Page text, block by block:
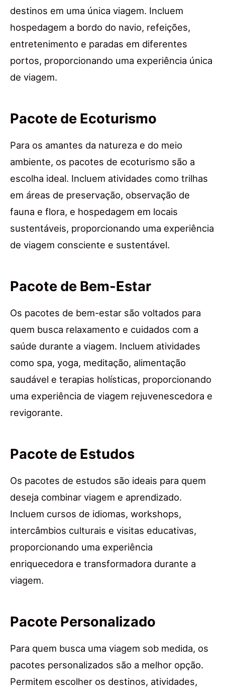
destinos em uma única viagem. Incluem
hospedagem a bordo do navio, refeições,
entretenimento e paradas em diferentes
portos, proporcionando uma experiência única
de viagem.
Pacote de Ecoturismo
Para os amantes da natureza e do meio
ambiente, os pacotes de ecoturismo são a
escolha ideal. Incluem atividades como trilhas
em áreas de preservação, observação de
fauna e flora, e hospedagem em locais
sustentáveis, proporcionando uma experiência
de viagem consciente e sustentável.
Pacote de Bem-Estar
Os pacotes de bem-estar são voltados para
quem busca relaxamento e cuidados com a
saúde durante a viagem. Incluem atividades
como spa, yoga, meditação, alimentação
saudável e terapias holísticas, proporcionando
uma experiência de viagem rejuvenescedora e
revigorante.
Pacote de Estudos
Os pacotes de estudos são ideais para quem
deseja combinar viagem e aprendizado.
Incluem cursos de idiomas, workshops,
intercâmbios culturais e visitas educativas,
proporcionando uma experiência
enriquecedora e transformadora durante a
viagem.
Pacote Personalizado
Para quem busca uma viagem sob medida, os
pacotes personalizados são a melhor opção.
Permitem escolher os destinos, atividades,